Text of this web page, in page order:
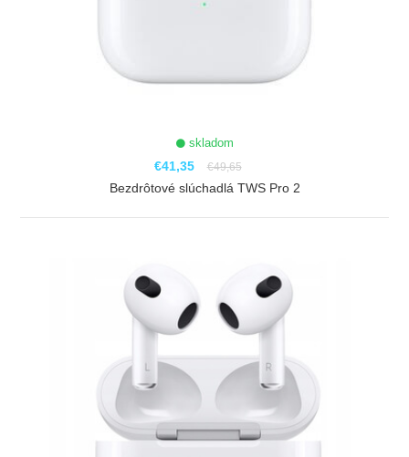
skladom
€41,35 €49,65
Bezdrôtové slúchadlá TWS Pro 2